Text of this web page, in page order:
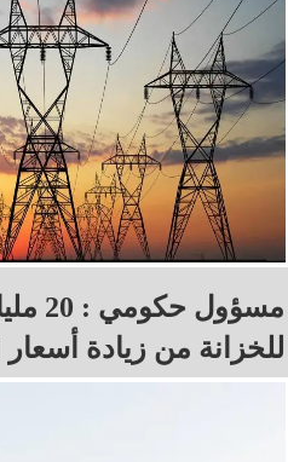
مسؤول
للخزانة من زيادة أسعار